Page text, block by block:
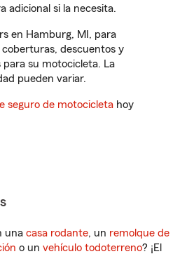
adicional si la necesita.
en Hamburg, MI, para
descuentos y
su motocicleta. La
pueden variar.
seguro de motocicleta hoy
una casa rodante, un remolque de
o un vehículo todoterreno? ¡El